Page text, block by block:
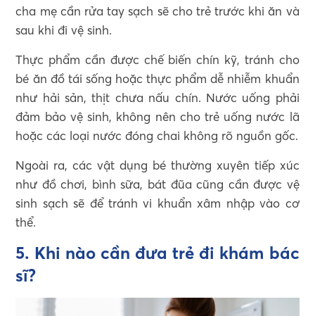
cha mẹ cần rửa tay sạch sẽ cho trẻ trước khi ăn và
sau khi đi vệ sinh.
Thực phẩm cần được chế biến chín kỹ, tránh cho
bé ăn đồ tái sống hoặc thực phẩm dễ nhiễm khuẩn
như hải sản, thịt chưa nấu chín. Nước uống phải
đảm bảo vệ sinh, không nên cho trẻ uống nước lã
hoặc các loại nước đóng chai không rõ nguồn gốc.
Ngoài ra, các vật dụng bé thường xuyên tiếp xúc
như đồ chơi, bình sữa, bát đũa cũng cần được vệ
sinh sạch sẽ để tránh vi khuẩn xâm nhập vào cơ
thể.
5. Khi nào cần đưa trẻ đi khám bác
sĩ?